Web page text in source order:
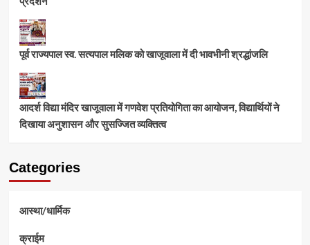
पूर्व राज्यपाल स्व. सत्यपाल मलिक को खाजूवाला में दी भावभीनी श्रद्धांजलि
आदर्श विद्या मंदिर खाजूवाला में गणवेश प्रतियोगिता का आयोजन, विद्यार्थियों ने
दिखाया अनुशासन और सुसज्जित व्यक्तित्व
Categories
आस्था/धार्मिक
क्राईम